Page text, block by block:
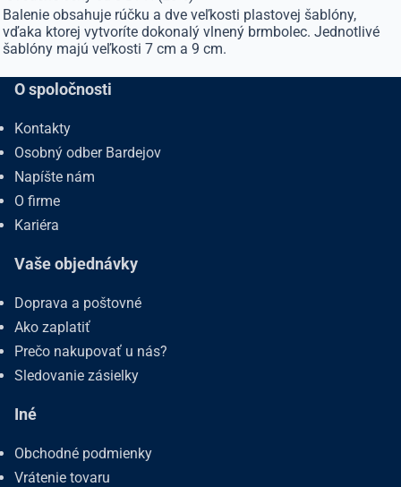
Balenie obsahuje rúčku a dve veľkosti plastovej šablóny,
vďaka ktorej vytvoríte dokonalý vlnený brmbolec. Jednotlivé
šablóny majú veľkosti 7 cm a 9 cm.
O spoločnosti
Kontakty
Osobný odber Bardejov
Napíšte nám
O firme
Kariéra
Vaše objednávky
Doprava a poštovné
Ako zaplatiť
Prečo nakupovať u nás?
Sledovanie zásielky
Iné
Obchodné podmienky
Vrátenie tovaru